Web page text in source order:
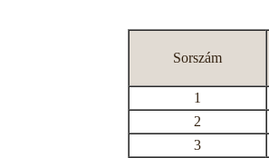
Sorszám
1
2
3